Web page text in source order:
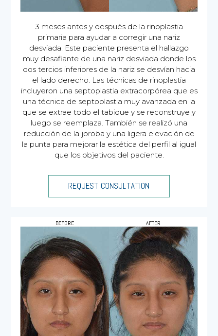
3 meses antes y después de la rinoplastia
primaria para ayudar a corregir una nariz
desviada. Este paciente presenta el hallazgo
muy desafiante de una nariz desviada donde los
dos tercios inferiores de la nariz se desvían hacia
el lado derecho. Las técnicas de rinoplastia
incluyeron una septoplastia extracorpórea que es
una técnica de septoplastia muy avanzada en la
que se extrae todo el tabique y se reconstruye y
luego se reemplaza. También se realizó una
reducción de la joroba y una ligera elevación de
la punta para mejorar la estética del perfil al igual
que los objetivos del paciente.
REQUEST CONSULTATION